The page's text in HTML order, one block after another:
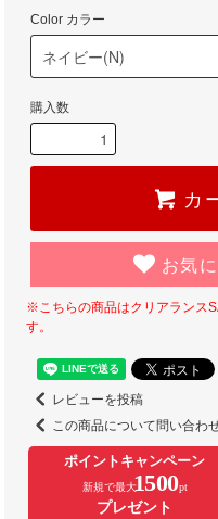
Color カラー
購入数
カ
お気
※こちらの商品はクリアランス
す。
レビューを投稿
この商品について問い合わ
ポイントキャンペーン
新規で最大1500pt
プレゼント